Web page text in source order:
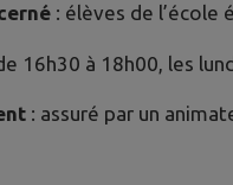
: élèves de l’école
16h30 à 18h00, les
: assuré par un